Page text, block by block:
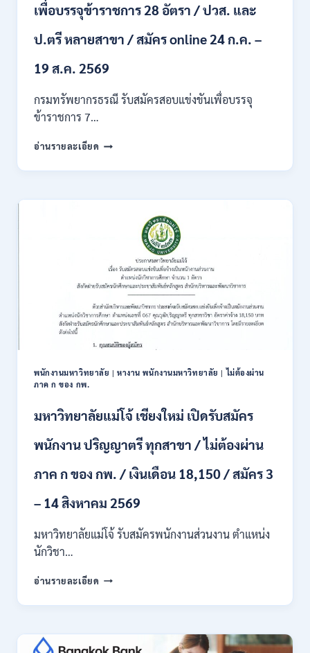
ภาค
ของ
/
เดือน
18150
ONLINE
สิงหาคม
เพื่อบรรจุข้าราชการ 28 อัตรา / ปวส. และ
ป.ตรี หลายสาขา / สมัคร online 24 ก.ค. –
19 ส.ค. 2569
กรมทรัพยากรธรณี รับสมัครสอบแข่งขันเพื่อบรรจุ
ข้าราชการ 7…
อ่านรายละเอียด กรม
เปิด
สมัคร
ข้าราชการ
28
/
ปวส.
ป.ตรี
สาขา
สมัคร
ONLINE
ก.ค.
19
2569
พนักงานมหาวิทยาลัย |หางาน พนักงานมหาวิทยาลัย |ไม่ต้องผ่าน
ภาค ก ของ กพ.
มหาวิทยาลัยแม่โจ้ เชียงใหม่ เปิดรับสมัคร
พนักงาน ปริญญาตรี ทุกสาขา / ไม่ต้องผ่าน
ภาค ก ของ กพ. / เงินเดือน 18,150 / สมัคร 3
– 14 สิงหาคม 2569
มหาวิทยาลัยแม่โจ้ รับสมัครพนักงานส่วนงาน ตำแหน่ง
นักวิชา…
อ่านรายละเอียด มหาวิทยาลัย
โจ้
เปิด
รับ